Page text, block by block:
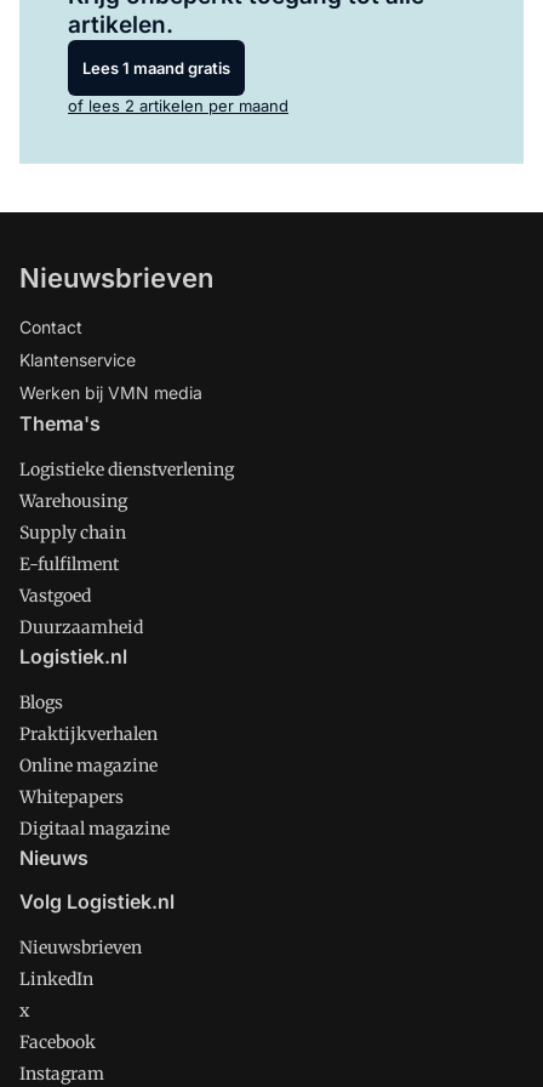
artikelen.
Lees 1 maand gratis
of lees 2 artikelen per maand
Nieuwsbrieven
Contact
Klantenservice
Werken bij VMN media
Thema's
Logistieke dienstverlening
Warehousing
Supply chain
E-fulfilment
Vastgoed
Duurzaamheid
Logistiek.nl
Blogs
Praktijkverhalen
Online magazine
Whitepapers
Digitaal magazine
Nieuws
Volg Logistiek.nl
Nieuwsbrieven
LinkedIn
x
Facebook
Instagram